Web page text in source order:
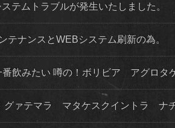
テムトラブルが発生いたしました。
ナンスとWEBシステム刷新の為。
番飲みたい 噂の！ボリビア アグロ
グァテマラ マタケスクイントラ